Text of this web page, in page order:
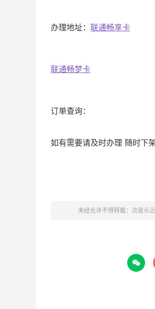
办理地址： 联通畅享卡
联通畅梦卡
订单查询：
如有需要请及时办理 随时下
未经允许不得转载： 流量永远
